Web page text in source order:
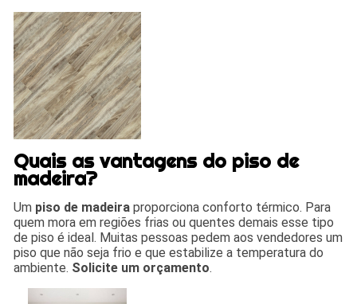
Quais as vantagens do piso de
madeira?
Um piso de madeira proporciona conforto térmico. Para
quem mora em regiões frias ou quentes demais esse tipo
de piso é ideal. Muitas pessoas pedem aos vendedores um
piso que não seja frio e que estabilize a temperatura do
ambiente. Solicite um orçamento.